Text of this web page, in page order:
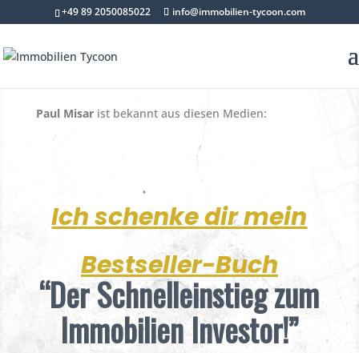
+49 89 2050085022 info@immobilien-tycoon.com
Paul Misarist bekannt aus diesen Medien:
Ich schenke dir mein
Bestseller-Buch
“Der Schnelleinstieg zum
Immobilien Investor!”